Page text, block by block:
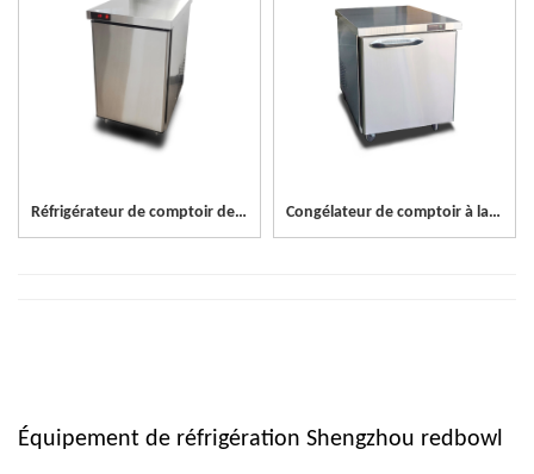
Réfrigérateur de comptoir de boisson à 1 porte Congélateur de comptoir à lait à 1 porte
Équipement de réfrigération Shengzhou redbowl